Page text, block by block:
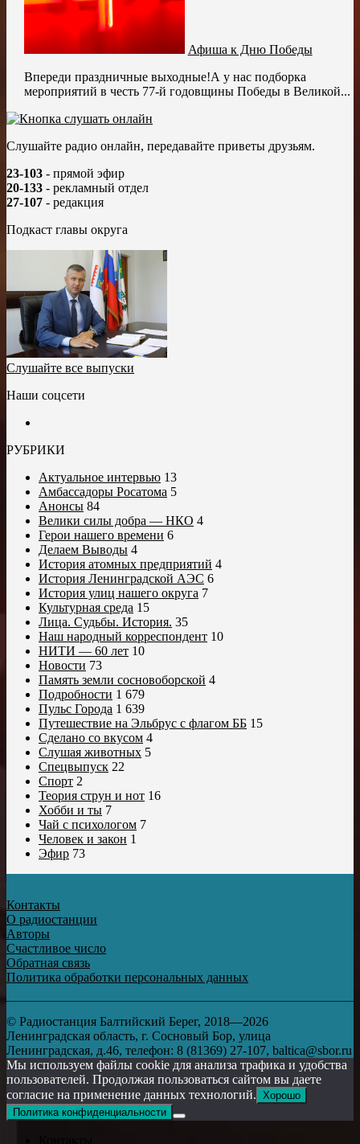
Афиша к Дню Победы
Впереди праздничные выходные!А у нас подборка
мероприятий в честь 77-й годовщины Победы в Великой...
Слушайте радио онлайн, передавайте приветы друзьям.
23-103 - прямой эфир
20-133 - рекламный отдел
27-107 - редакция
Подкаст главы округа
Слушайте все выпуски
Наши соцсети
РУБРИКИ
Актуальное интервью 13
Амбассадоры Росатома 5
Анонсы 84
Велики силы добра — НКО 4
Герои нашего времени 6
Делаем Выводы 4
История атомных предприятий 4
История Ленинградской АЭС 6
История улиц нашего округа 7
Культурная среда 15
Лица. Судьбы. История. 35
Наш народный корреспондент 10
НИТИ — 60 лет 10
Новости 73
Память земли сосновоборской 4
Подробности 1 679
Пульс Города 1 639
Путешествие на Эльбрус с флагом ББ 15
Сделано со вкусом 4
Слушая животных 5
Спецвыпуск 22
Спорт 2
Теория струн и нот 16
Хобби и ты 7
Чай с психологом 7
Человек и закон 1
Эфир 73
Контакты
О радиостанции
Авторы
Счастливое число
Обратная связь
Политика обработки персональных данных
© Радиостанция Балтийский Берег, 2018—2026
Ленинградская область, г. Сосновый Бор, улица
Ленинградская, д.46, телефон: 8 (81369) 27-107, baltica@sbor.ru
Мы используем файлы cookie для анализа трафика и удобства
пользователей. Продолжая пользоваться сайтом вы даете
согласие на применение данных технологий. Хорошо
Политика конфиденциальности